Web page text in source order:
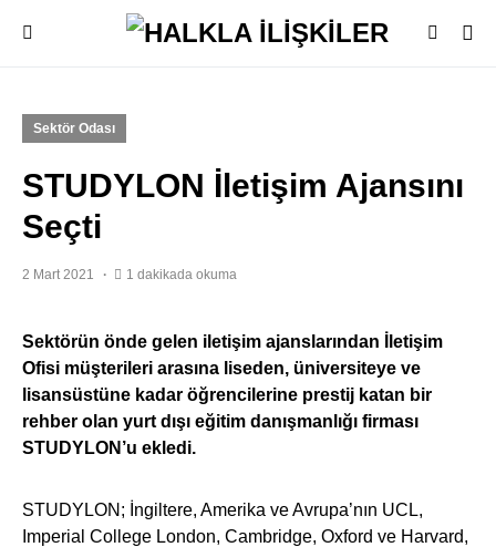
Sektör Odası
STUDYLON İletişim Ajansını
Seçti
2 Mart 2021 1 dakikada okuma
Sektörün önde gelen iletişim ajanslarından İletişim
Ofisi müşterileri arasına liseden, üniversiteye ve
lisansüstüne kadar öğrencilerine prestij katan bir
rehber olan yurt dışı eğitim danışmanlığı firması
STUDYLON’u ekledi.
STUDYLON; İngiltere, Amerika ve Avrupa’nın UCL,
Imperial College London, Cambridge, Oxford ve Harvard,